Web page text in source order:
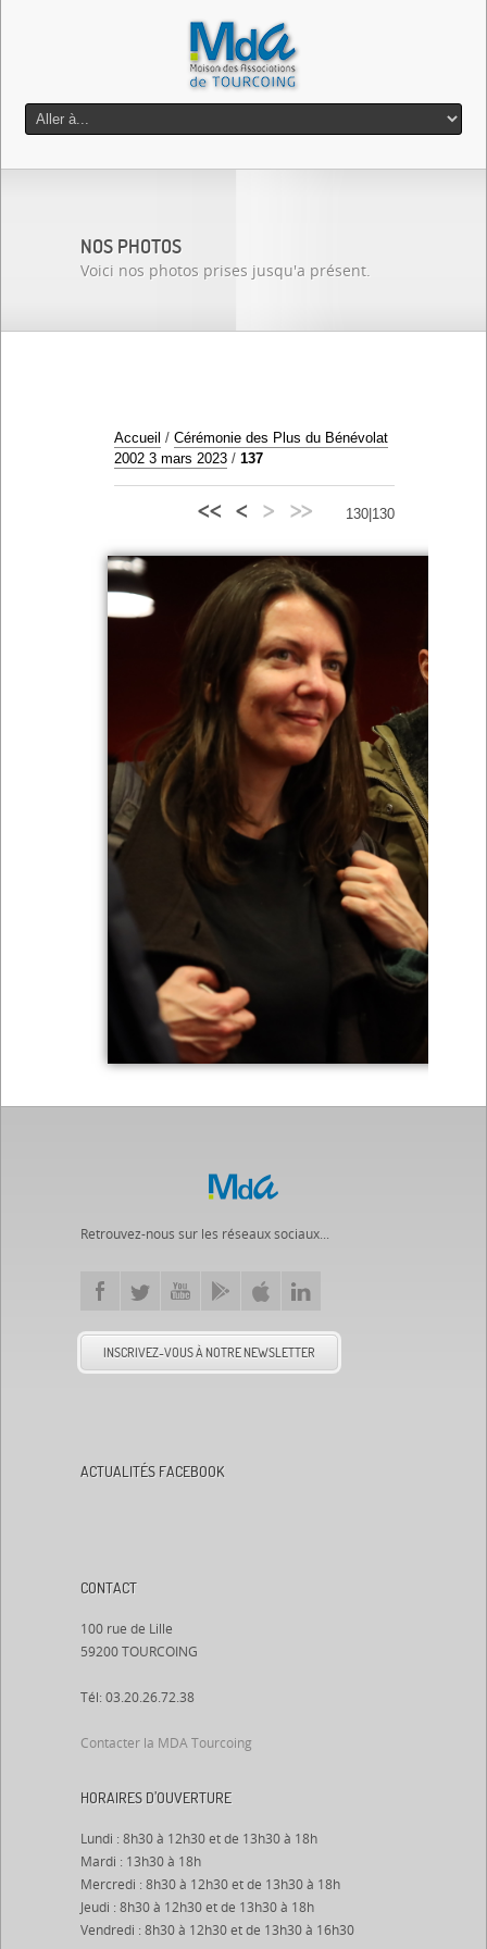
NOS PHOTOS
Voici nos photos prises jusqu'a présent.
Accueil / Cérémonie des Plus du Bénévolat
2002 3 mars 2023 / 137
130|130
<< < > >>
Retrouvez-nous sur les réseaux sociaux...
INSCRIVEZ-VOUS À NOTRE NEWSLETTER
ACTUALITÉS FACEBOOK
CONTACT
100 rue de Lille
59200 TOURCOING
Tél: 03.20.26.72.38
Contacter la MDA Tourcoing
HORAIRES D’OUVERTURE
Lundi : 8h30 à 12h30 et de 13h30 à 18h
Mardi : 13h30 à 18h
Mercredi : 8h30 à 12h30 et de 13h30 à 18h
Jeudi : 8h30 à 12h30 et de 13h30 à 18h
Vendredi : 8h30 à 12h30 et de 13h30 à 16h30